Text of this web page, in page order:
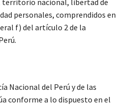
personales, comprendidos en
f) del artículo 2 de la
Nacional del Perú y de las
conforme a lo dispuesto en el